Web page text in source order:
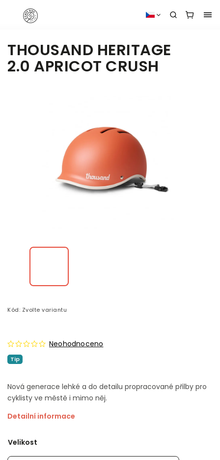
THOUSAND HERITAGE
2.0 APRICOT CRUSH
Kód: Zvolte variantu
Tip
Neohodnoceno
Nová generace lehké a do detailu propracované přilby pro
cyklisty ve městě i mimo něj.
Detailní informace
Velikost